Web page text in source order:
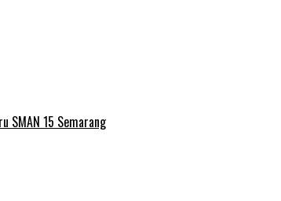
SMAN 15 Semarang